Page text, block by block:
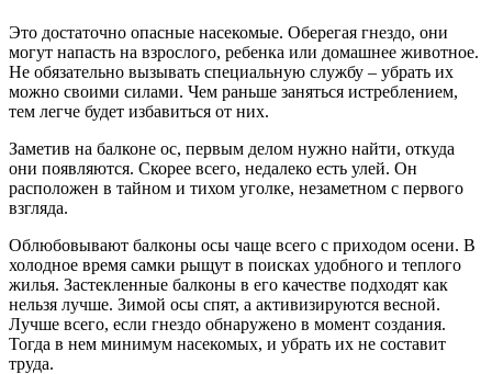
Это достаточно опасные насекомые. Оберегая гнездо, они
могут напасть на взрослого, ребенка или домашнее животное.
Не обязательно вызывать специальную службу – убрать их
можно своими силами. Чем раньше заняться истреблением,
тем легче будет избавиться от них.
Заметив на балконе ос, первым делом нужно найти, откуда
они появляются. Скорее всего, недалеко есть улей. Он
расположен в тайном и тихом уголке, незаметном с первого
взгляда.
Облюбовывают балконы осы чаще всего с приходом осени. В
холодное время самки рыщут в поисках удобного и теплого
жилья. Застекленные балконы в его качестве подходят как
нельзя лучше. Зимой осы спят, а активизируются весной.
Лучше всего, если гнездо обнаружено в момент создания.
Тогда в нем минимум насекомых, и убрать их не составит
труда.